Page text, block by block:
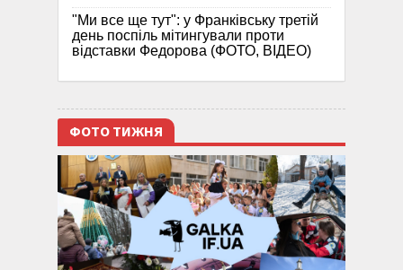
"Ми все ще тут": у Франківську третій
день поспіль мітингували проти
відставки Федорова (ФОТО, ВІДЕО)
ФОТО ТИЖНЯ